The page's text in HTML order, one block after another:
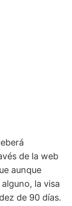
de la web
aunque
la visa
de 90 días.